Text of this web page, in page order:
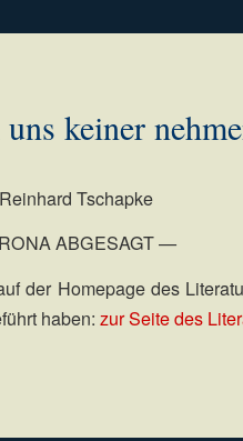
keiner
Tschapke
ABGESAGT —
der Homepage des
haben: zur Seite des